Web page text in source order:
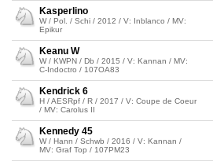
Kasperlino
W / Pol. / Schi / 2012 / V: Inblanco / MV:
Epikur
Keanu W
W / KWPN / Db / 2015 / V: Kannan / MV:
C-Indoctro / 107OA83
Kendrick 6
H / AESRpf / R / 2017 / V: Coupe de Coeur
/ MV: Carolus II
Kennedy 45
W / Hann / Schwb / 2016 / V: Kannan /
MV: Graf Top / 107PM23